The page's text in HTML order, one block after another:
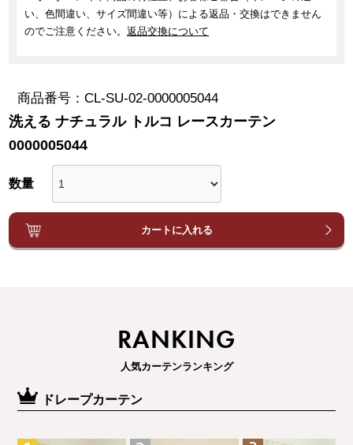
い、色間違い、サイズ間違い等）による返品・交換はできません
のでご注意ください。返品交換について
商品番号 CL-SU-02-0000005044
洗える ナチュラル トルコ レースカーテン
0000005044
カートに入れる
RANKING
人気カーテンランキング
ドレープカーテン